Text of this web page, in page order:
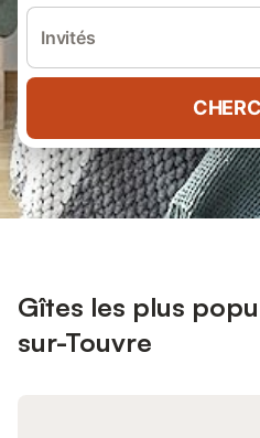
Invités
Gîtes les plus
sur-Touvre